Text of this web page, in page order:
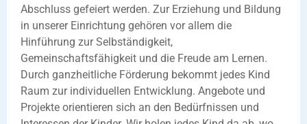
Abschluss gefeiert werden. Zur Erziehung und Bildung
in unserer Einrichtung gehören vor allem die
Hinführung zur Selbständigkeit,
Gemeinschaftsfähigkeit und die Freude am Lernen.
Durch ganzheitliche Förderung bekommt jedes Kind
Raum zur individuellen Entwicklung. Angebote und
Projekte orientieren sich an den Bedürfnissen und